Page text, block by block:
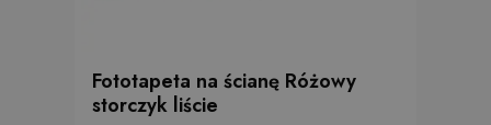
Fototapeta na ścianę Różowy
storczyk liście